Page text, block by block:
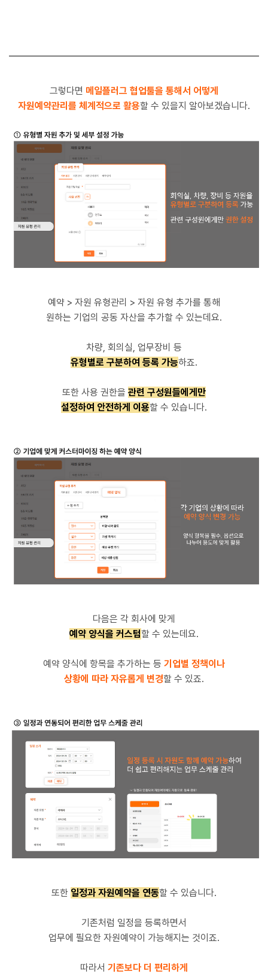
그렇다면 메일플러그 협업툴을 통해서 어떻게
자원예약관리를 체계적으로 활용할 수 있을지 알아보겠습니다.
예약 > 자원 유형관리 > 자원 유형 추가를 통해
원하는 기업의 공동 자산을 추가할 수 있는데요.
차량, 회의실, 업무장비 등
유형별로 구분하여 등록 가능하죠.
또한 사용 권한을 관련 구성원들에게만
설정하여 안전하게 이용할 수 있습니다.
다음은 각 회사에 맞게
예약 양식을 커스텀할 수 있는데요.
예약 양식에 항목을 추가하는 등 기업별 정책이나
상황에 따라 자유롭게 변경할 수 있죠.
또한 일정과 자원예약을 연동할 수 있습니다.
기존처럼 일정을 등록하면서
업무에 필요한 자원예약이 가능해지는 것이죠.
따라서 기존보다 더 편리하게